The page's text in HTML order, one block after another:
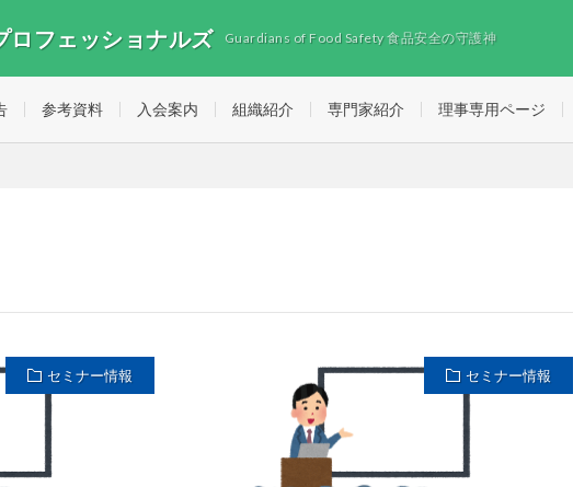
ロフェッショナルズ Guardians of Food Safety 食品安全の守護神
参考資料 入会案内 組織紹介 専門家紹介 理事専用ページ
セミナー情報 セミナー情報